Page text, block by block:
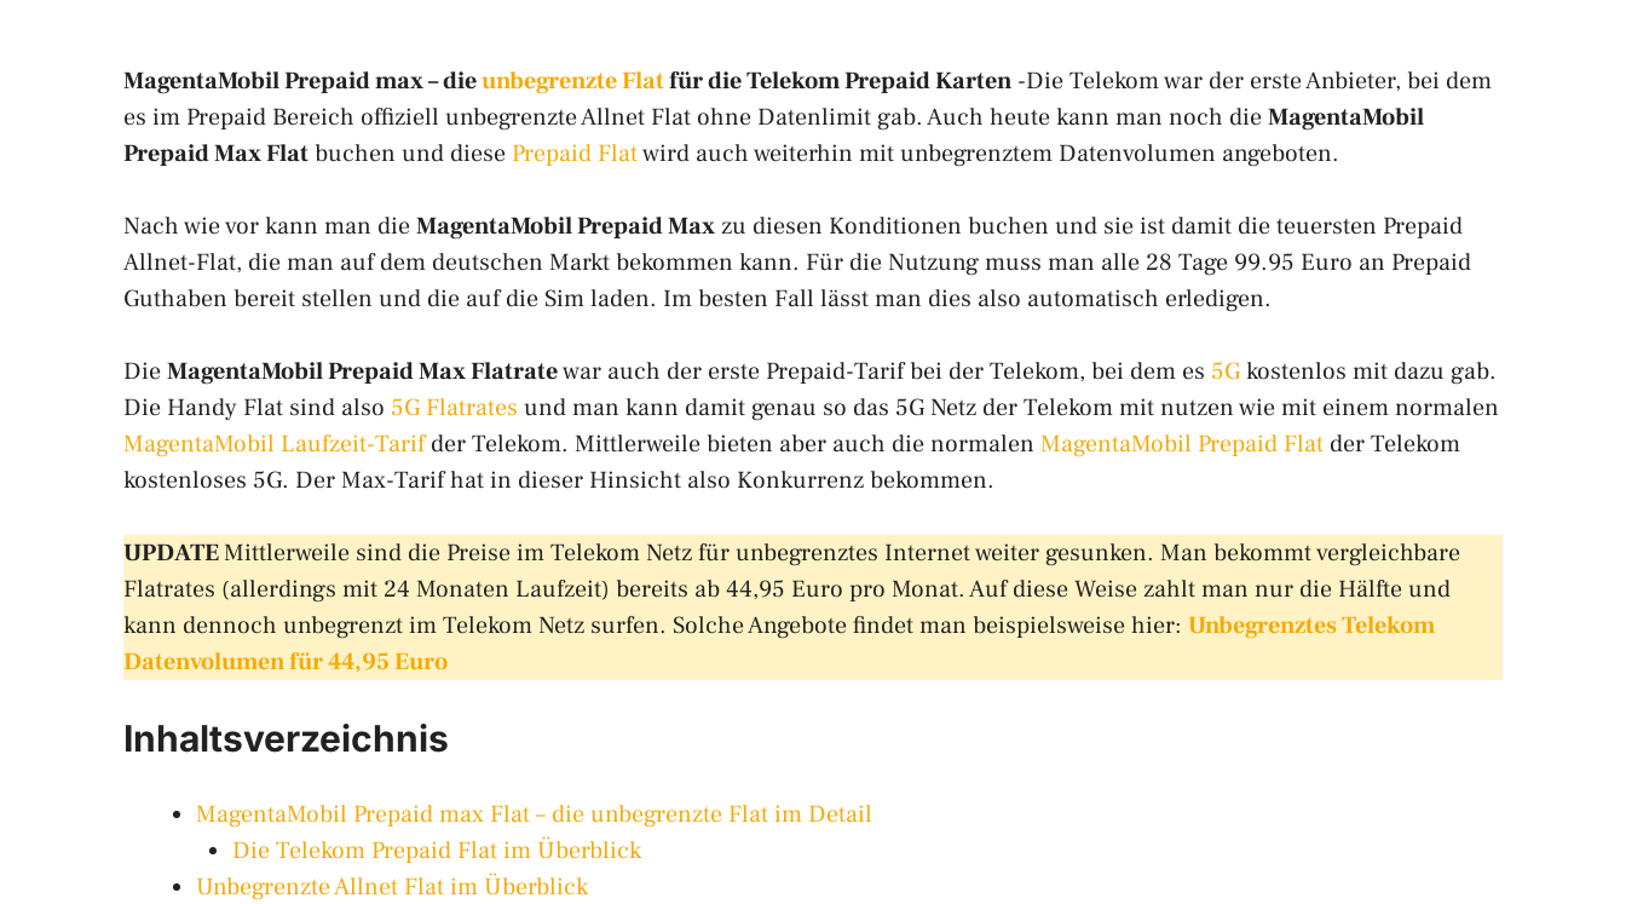
MagentaMobil Prepaid max – dieunbegrenzte Flatfür die Telekom Prepaid Karten -Die Telekom war der erste Anbieter, bei dem
es im Prepaid Bereich offiziell unbegrenzte Allnet Flat ohne Datenlimit gab. Auch heute kann man noch dieMagentaMobil
Prepaid Max Flatbuchen und diese Prepaid Flatwird auch weiterhin mit unbegrenztem Datenvolumen angeboten.
Nach wie vor kann man dieMagentaMobil Prepaid Maxzu diesen Konditionen buchen und sie ist damit die teuersten Prepaid
Allnet-Flat, die man auf dem deutschen Markt bekommen kann. Für die Nutzung muss man alle 28 Tage 99.95 Euro an Prepaid
Guthaben bereit stellen und die auf die Sim laden. Im besten Fall lässt man dies also automatisch erledigen.
DieMagentaMobil Prepaid Max Flatratewar auch der erste Prepaid-Tarif bei der Telekom, bei dem es 5Gkostenlos mit dazu gab.
Die Handy Flat sind also 5G Flatrates und man kann damit genau so das 5G Netz der Telekom mit nutzen wie mit einem normalen
MagentaMobil Laufzeit-Tarifder Telekom. Mittlerweile bieten aber auch die normalen MagentaMobil Prepaid Flat der Telekom
kostenloses 5G. Der Max-Tarif hat in dieser Hinsicht also Konkurrenz bekommen.
UPDATEMittlerweile sind die Preise im Telekom Netz für unbegrenztes Internet weiter gesunken. Man bekommt vergleichbare
Flatrates (allerdings mit 24 Monaten Laufzeit) bereits ab 44,95 Euro pro Monat. Auf diese Weise zahlt man nur die Hälfte und
kann dennoch unbegrenzt im Telekom Netz surfen. Solche Angebote findet man beispielsweise hier: Unbegrenztes Telekom
Datenvolumen für 44,95 Euro
Inhaltsverzeichnis
MagentaMobil Prepaid max Flat – die unbegrenzte Flat im Detail
Die Telekom Prepaid Flat im Überblick
Unbegrenzte Allnet Flat im Überblick